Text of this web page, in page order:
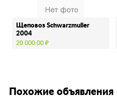
Щеповоз Schwarzmuller
2004
20 000.00 ₽
Похожие объявления